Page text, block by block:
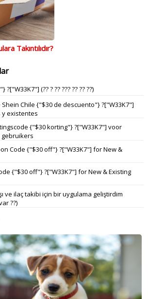
Takıntılıdır?
?["W33K7"] (?? ? ?? ??? ?? ?? ??)
Chile {"$30 de descuento"} ?["W33K7"]
existentes
{"$30 korting"} ?["W33K7"] voor
Code {"$30 off"} ?["W33K7"] for New &
{"$30 off"} ?["W33K7"] for New & Existing
ve ilaç takibi için bir uygulama geliştirdim
??)